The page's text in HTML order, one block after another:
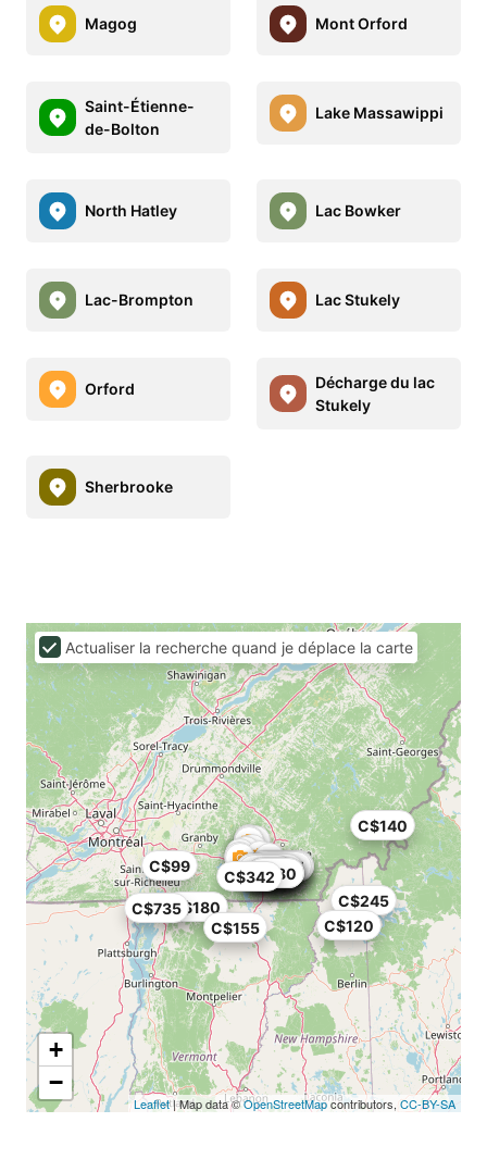
Magog Mont Orford
Saint-Étienne-
de-Bolton
Lake Massawippi
North Hatley Lac Bowker
Lac-Brompton Lac Stukely
Orford
Décharge du lac
Stukely
Sherbrooke
C$44
C$65
C$78
C$80
C$80
C$80
C$80
C$91
C$99 C$110
C$120
C$129
C$140
C$120
C$180
C$155
C$225
C$155
C$245
C$202
C$225
C$342
C$235
C$735
+
−
Leaflet| Map data ©OpenStreetMapcontributors, CC-BY-SA
Actualiser la recherche quand je déplace la carte